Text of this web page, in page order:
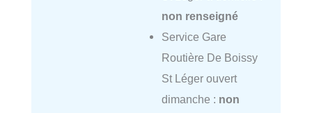
non renseigné
Service Gare
Routière De Boissy
St Léger ouvert
dimanche : non